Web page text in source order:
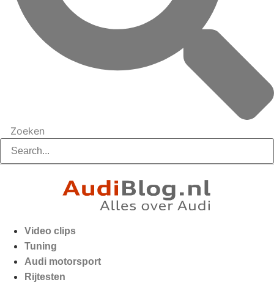
Zoeken
Video clips
Tuning
Audi motorsport
Rijtesten